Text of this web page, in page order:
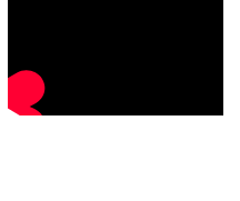
0/5(0 Reviews)